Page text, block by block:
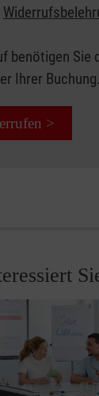
benötigen Sie
Ihrer Buchung.
>